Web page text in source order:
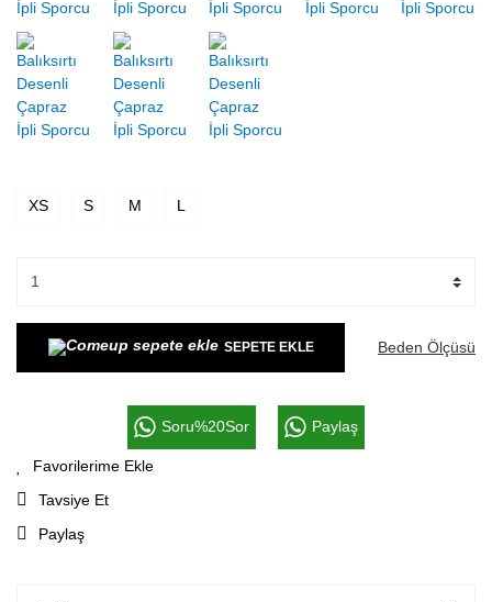
XS S M L
SEPETE EKLE Beden Ölçüsü
Soru%20Sor Paylaş
Tavsiye Et
Paylaş